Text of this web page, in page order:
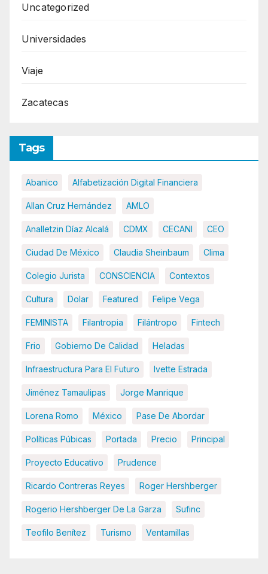
Uncategorized
Universidades
Viaje
Zacatecas
Tags
Abanico Alfabetización Digital Financiera
Allan Cruz Hernández AMLO
Analletzin Díaz Alcalá CDMX CECANI CEO
Ciudad De México Claudia Sheinbaum Clima
Colegio Jurista CONSCIENCIA Contextos
Cultura Dolar Featured Felipe Vega
FEMINISTA Filantropia Filántropo Fintech
Frio Gobierno De Calidad Heladas
Infraestructura Para El Futuro Ivette Estrada
Jiménez Tamaulipas Jorge Manrique
Lorena Romo México Pase De Abordar
Políticas Púbicas Portada Precio Principal
Proyecto Educativo Prudence
Ricardo Contreras Reyes Roger Hershberger
Rogerio Hershberger De La Garza Sufinc
Teofilo Benítez Turismo Ventamillas